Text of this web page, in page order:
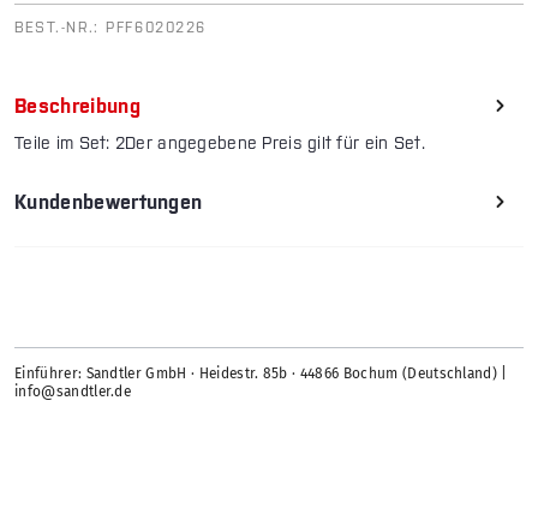
BEST.-NR.: PFF6020226
Beschreibung
Teile im Set: 2Der angegebene Preis gilt für ein Set.
Kundenbewertungen
Einführer: Sandtler GmbH · Heidestr. 85b · 44866 Bochum (Deutschland) |
info@sandtler.de